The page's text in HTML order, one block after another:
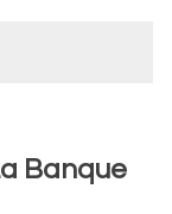
Banque